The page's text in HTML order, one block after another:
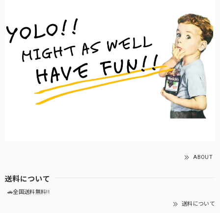
ABOUT
送料について
🚗全国送料無料!!
送料について